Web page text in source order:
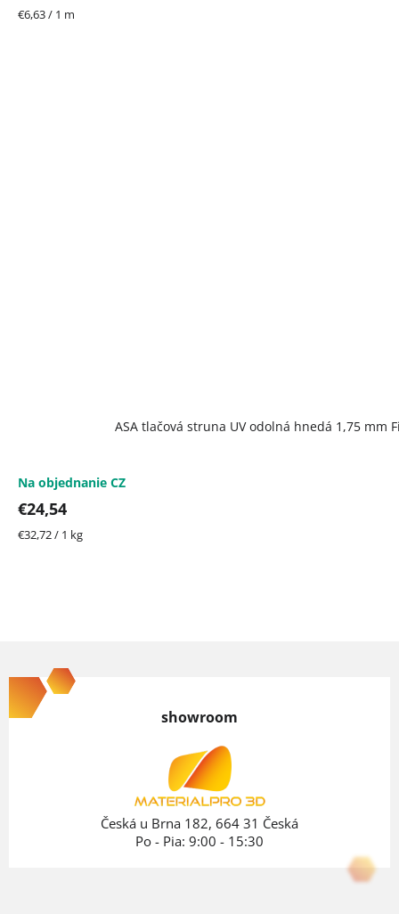
Jednotková
€6,63 / 1 m
ASA tlačová struna UV odolná hnedá 1,75 mm
Na objednanie CZ
€24,54
Jednotková
€32,72 / 1 kg
á
p
showroom
Česká u Brna 182, 664 31 Česká
Po - Pia: 9:00 - 15:30